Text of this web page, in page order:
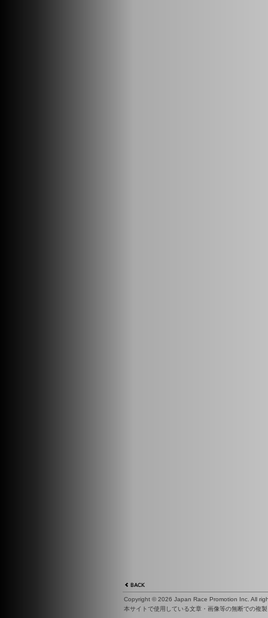
Copyright © 2026 Japan Race Promotion Inc. All
本サイトで使用している文章・画像等の無断での複